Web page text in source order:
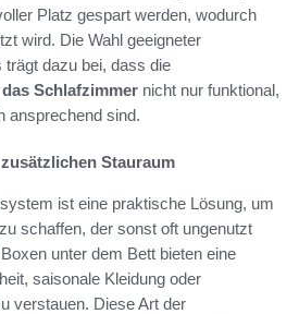
Platz gespart werden, wodurch
wird. Die Wahl geeigneter
trägt dazu bei, dass die
Schlafzimmer nicht nur funktional,
ansprechend sind.
Stauraum
ist eine praktische Lösung, um
schaffen, der sonst oft ungenutzt
unter dem Bett bieten eine
saisonale Kleidung oder
verstauen. Diese Art der